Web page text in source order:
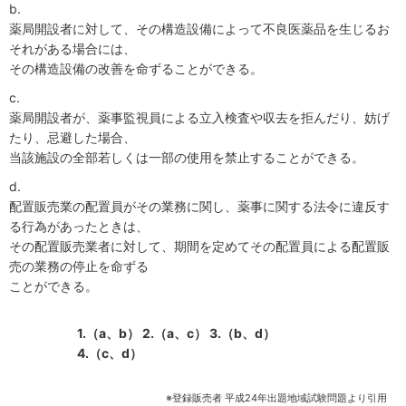
b.
薬局開設者に対して、その構造設備によって不良医薬品を生じるお
それがある場合には、
その構造設備の改善を命ずることができる。
c.
薬局開設者が、薬事監視員による立入検査や収去を拒んだり、妨げ
たり、忌避した場合、
当該施設の全部若しくは一部の使用を禁止することができる。
d.
配置販売業の配置員がその業務に関し、薬事に関する法令に違反す
る行為があったときは、
その配置販売業者に対して、期間を定めてその配置員による配置販
売の業務の停止を命ずる
ことができる。
1.（a、b） 2.（a、c）
3.（b、d）
4.（c、d）
※登録販売者 平成24年出題地域試験問題より引用